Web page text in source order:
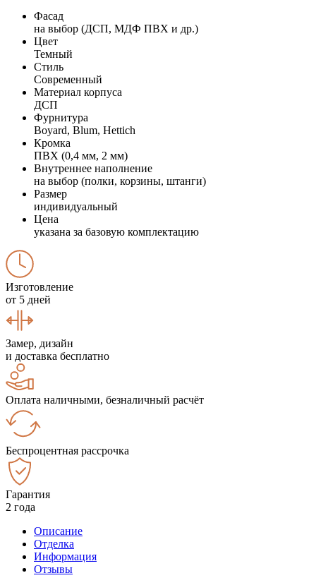
Фасад
на выбор (ДСП, МДФ ПВХ и др.)
Цвет
Темный
Стиль
Современный
Материал корпуса
ДСП
Фурнитура
Boyard, Blum, Hettich
Кромка
ПВХ (0,4 мм, 2 мм)
Внутреннее наполнение
на выбор (полки, корзины, штанги)
Размер
индивидуальный
Цена
указана за базовую комплектацию
Изготовление
от 5 дней
Замер, дизайн
и доставка бесплатно
Оплата наличными, безналичный расчёт
Беспроцентная рассрочка
Гарантия
2 года
Описание
Отделка
Информация
Отзывы